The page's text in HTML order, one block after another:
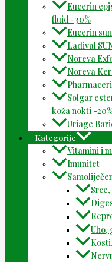
Eucerin
fluid -30%
Eucerin
Ladival
Noreva
Noreva
Solgar
koža nokti -
Uriage
Kategorije
Vitamini i
Imunitet
Uho,